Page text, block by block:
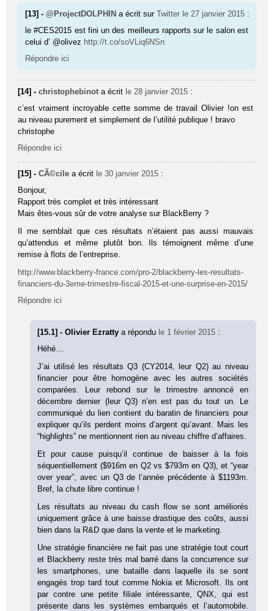
[13] -@ProjectDOLPHIN a écrit surTwitter le 27 janvier 2015 :
le #CES2015 est fini un des meilleurs rapports sur le salon est
celui d’ @olivez http://t.co/soVLiq6NSn
Répondre ici
[14] -christophebinot a écrit le 28 janvier 2015 :
c’est vraiment incroyable cette somme de travail Olivier !on est
au niveau purement et simplement de l’utilité publique ! bravo
christophe
Répondre ici
[15] -CÃ©cile a écrit le 30 janvier 2015 :
Bonjour,
Rapport très complet et très intéressant
Mais êtes-vous sûr de votre analyse sur BlackBerry ?
Il me semblait que ces résultats n’étaient pas aussi mauvais
qu’attendus et même plutôt bon. Ils témoignent même d’une
remise à flots de l’entreprise.
http://www.blackberry-france.com/pro-2/blackberry-les-resultats-
financiers-du-3eme-trimestre-fiscal-2015-et-une-surprise-en-2015/
Répondre ici
[15.1] - Olivier Ezrattya répondu le 1 février 2015 :
Héhé…
J’ai utilisé les résultats Q3 (CY2014, leur Q2) au niveau
financier pour être homogène avec les autres sociétés
comparées. Leur rebond sur le trimestre annoncé en
décembre dernier (leur Q3) n’en est pas du tout un. Le
communiqué du lien contient du baratin de financiers pour
expliquer qu’ils perdent moins d’argent qu’avant. Mais les
“highlights” ne mentionnent rien au niveau chiffre d’affaires.
Et pour cause puisqu’il continue de baisser à la fois
séquentiellement ($916m en Q2 vs $793m en Q3), et “year
over year”, avec un Q3 de l’année précédente à $1193m.
Bref, la chute libre continue !
Les résultats au niveau du cash flow se sont améliorés
uniquement grâce à une baisse drastique des coûts, aussi
bien dans la R&D que dans la vente et le marketing.
Une stratégie financière ne fait pas une stratégie tout court
et Blackberry reste très mal barré dans la concurrence sur
les smartphones, une bataille dans laquelle ils se sont
engagés trop tard tout comme Nokia et Microsoft. Ils ont
par contre une petite filiale intéressante, QNX, qui est
présente dans les systèmes embarqués et l’automobile.